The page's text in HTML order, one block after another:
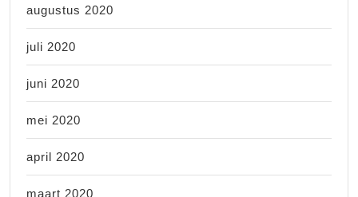
augustus 2020
juli 2020
juni 2020
mei 2020
april 2020
maart 2020